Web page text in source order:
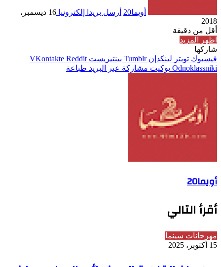
أويما20 أرسل بريدا إلكترونيا
16 ديسمبر،
2018
أقل من دقيقة
اظهر المزيد
شاركها
فيسبوك تويتر لينكدإن بينتيريست
Odnoklassniki بوكيت مشاركة عبر البريد طباعة
أويما20
أقرأ التالي
مهرجانات سينما
15 أكتوبر، 2025